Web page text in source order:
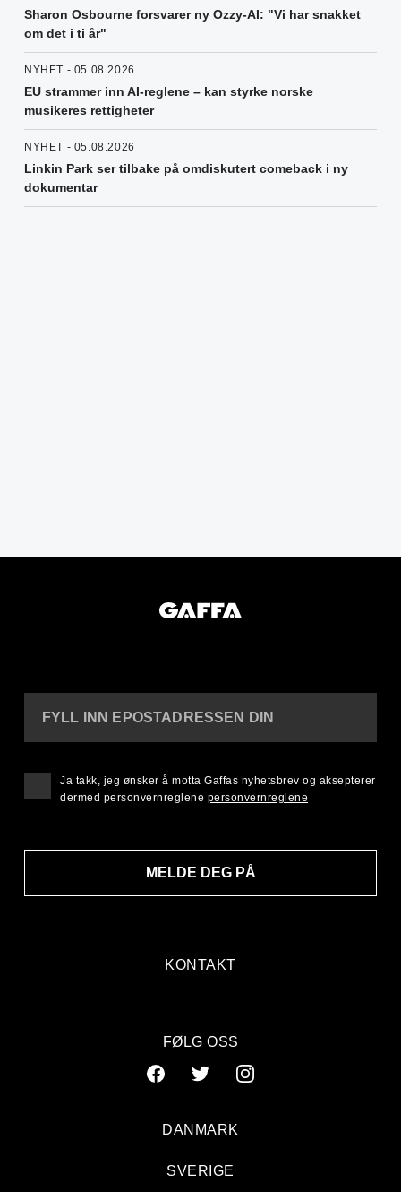
Sharon Osbourne forsvarer ny Ozzy-AI: "Vi har snakket
om det i ti år"
NYHET - 05.08.2026
EU strammer inn AI-reglene – kan styrke norske
musikeres rettigheter
NYHET - 05.08.2026
Linkin Park ser tilbake på omdiskutert comeback i ny
dokumentar
KONTAKT
FYLL INN EPOSTADRESSEN DIN
MELDE DEG PÅ
Ja takk, jeg ønsker å motta Gaffas nyhetsbrev og aksepterer
dermed personvernreglene personvernreglene
FØLG OSS
DANMARK
SVERIGE